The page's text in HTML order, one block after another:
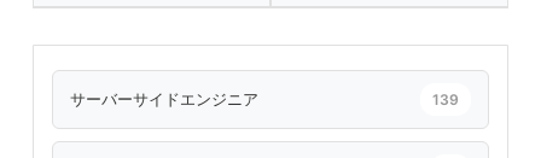
サーバーサイドエンジニア 139